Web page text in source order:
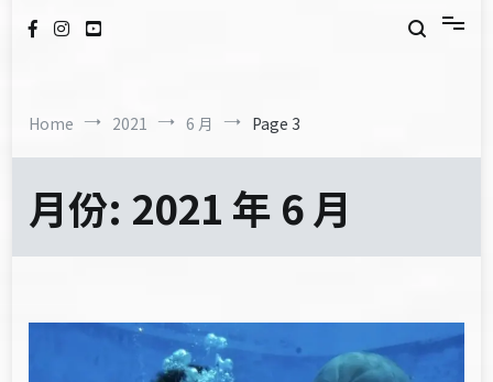
Home 2021 6 月 Page 3
月份: 2021 年 6 月